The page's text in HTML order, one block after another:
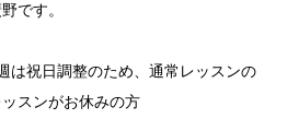
です。
は祝日調整のため、通常レッスンの
スンがお休みの方